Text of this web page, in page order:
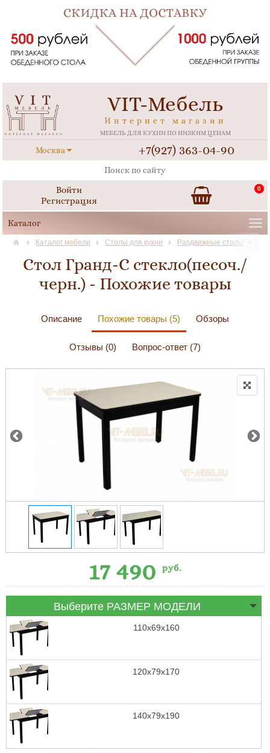
VIT-Мебель
Интернет магазин
МЕБЕЛЬ ДЛЯ КУХНИ ПО НИЗКИМ ЦЕНАМ
Москва +7(927) 363-04-90
Войти
Регистрация
0
Каталог мебели Столы для кухни Раздвижные столы
Стол Гранд-С стекло(песоч./
черн.) - Похожие товары
Описание Похожие товары (5) Обзоры
Отзывы (0) Вопрос-ответ (7)
17 490 руб.
Выберите РАЗМЕР МОДЕЛИ
110х69х160
120х79х170
140х79х190